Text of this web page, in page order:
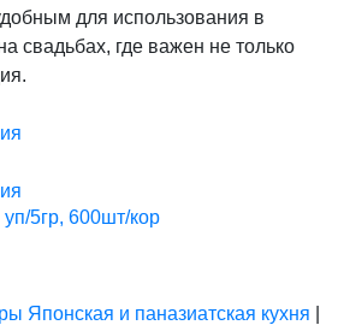
для использования в
свадьбах, где важен не только
5гр, 600шт/кор
Японская и паназиатская кухня